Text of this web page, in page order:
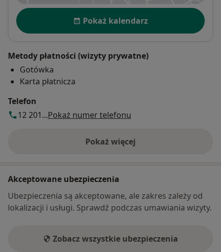
Dostępność
Pokaż kalendarz
Metody płatności (wizyty prywatne)
Gotówka
Karta płatnicza
Telefon
12 201...Pokaż numer telefonu
Pokaż więcej
o adresie
Akceptowane ubezpieczenia
Ubezpieczenia są akceptowane, ale zakres zależy od
lokalizacji i usługi. Sprawdź podczas umawiania wizyty.
Zobacz wszystkie ubezpieczenia